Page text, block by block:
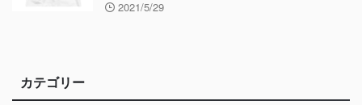
2021/5/29
カテゴリー